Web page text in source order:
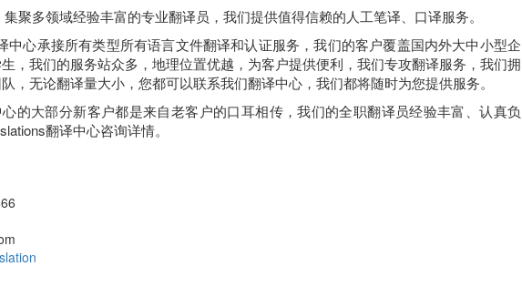
聚多领域经验丰富的专业翻译员，我们提供值得信赖的人工笔译、口译服务。
中心承接所有类型所有语言文件翻译和认证服务，我们的客户覆盖国内外大中小型企
，我们的服务站众多，地理位置优越，为客户提供便利，我们专攻翻译服务，我们拥
，无论翻译量大小，您都可以联系我们翻译中心，我们都将随时为您提供服务。
的大部分新客户都是来自老客户的口耳相传，我们的全职翻译员经验丰富、认真负
翻译中心咨询详情。